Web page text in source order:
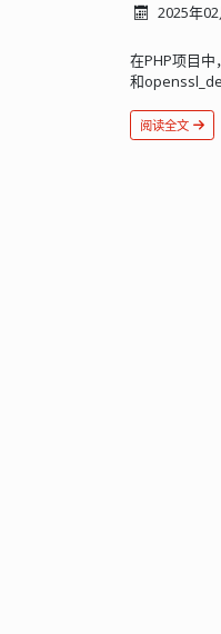
2025年
在PHP项目
和
阅读全文